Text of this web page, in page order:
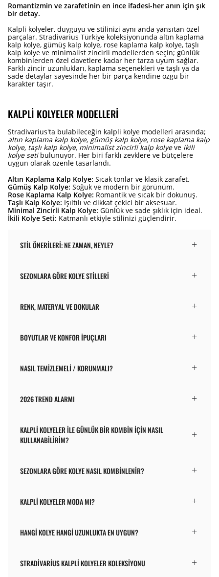
Romantizmin ve zarafetinin en ince ifadesi-her anın için şık
bir detay.
Kalpli kolyeler, duyguyu ve stilinizi aynı anda yansıtan özel
parçalar. Stradivarius Türkiye koleksiyonunda altın kaplama
kalp kolye, gümüş kalp kolye, rose kaplama kalp kolye, taşlı
kalp kolye ve minimalist zincirli modellerden seçin; günlük
kombinlerden özel davetlere kadar her tarza uyum sağlar.
Farklı zincir uzunlukları, kaplama seçenekleri ve taşlı ya da
sade detaylar sayesinde her bir parça kendine özgü bir
karakter taşır.
KALPLI KOLYELER MODELLERI
Stradivarius'ta bulabileceğin kalpli kolye modelleri arasında;
altın kaplama kalp kolye, gümüş kalp kolye, rose kaplama kalp
kolye, taşlı kalp kolye, minimalist zincirli kalp kolyeve ikili
kolye setibulunuyor. Her biri farklı zevklere ve bütçelere
uygun olarak özenle tasarlandı.
Altın Kaplama Kalp Kolye: Sıcak tonlar ve klasik zarafet.
Gümüş Kalp Kolye: Soğuk ve modern bir görünüm.
Rose Kaplama Kalp Kolye: Romantik ve sıcak bir dokunuş.
Taşlı Kalp Kolye: Işıltılı ve dikkat çekici bir aksesuar.
Minimal Zincirli Kalp Kolye: Günlük ve sade şıklık için ideal.
İkili Kolye Seti: Katmanlı etkiyle stilinizi güçlendirir.
STIL ÖNERILERI: NE ZAMAN, NEYLE?
SEZONLARA GÖRE KOLYE STILLERI
RENK, MATERYAL VE DOKULAR
BOYUTLAR VE KONFOR İPUÇLARI
NASIL TEMIZLEMELI / KORUNMALI?
2026 TREND ALARMI
KALPLI KOLYELER ILE GÜNLÜK BIR KOMBIN İÇIN NASIL
KULLANABILIRIM?
SEZONLARA GÖRE KOLYE NASIL KOMBINLENIR?
KALPLI KOLYELER MODA MI?
HANGI KOLYE HANGI UZUNLUKTA EN UYGUN?
STRADIVARIUS KALPLI KOLYELER KOLEKSIYONU